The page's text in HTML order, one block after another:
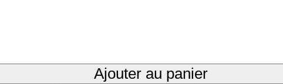
Ajouter au panier